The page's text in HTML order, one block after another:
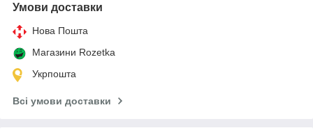
Умови доставки
Нова Пошта
Магазини Rozetka
Укрпошта
Всі умови доставки